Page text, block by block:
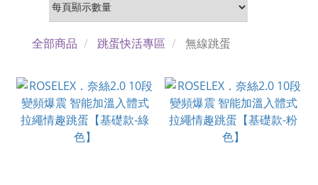
全部商品 跳蛋快活專區 無線跳蛋